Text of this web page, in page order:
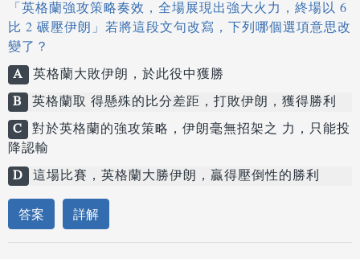
「英格蘭強攻策略奏效，全場展現出強大火力，終場以 6
比 2 碾壓伊朗」若將這段文句改寫，下列哪個選項意思改
變了？
A 英格蘭大敗伊朗，於此役中獲勝
B 英格蘭取 得懸殊的比分差距，打敗伊朗，獲得勝利
C 對於英格蘭的強攻策略，伊朗毫無招架之 力，只能投
降認輸
D 這場比賽，英格蘭大勝伊朗，贏得壓倒性的勝利
答案 詳解